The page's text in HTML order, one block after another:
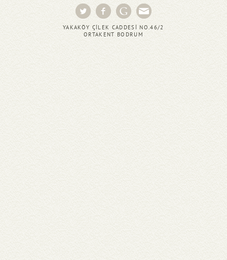
YAKAKÖY ÇİLEK CADDESİ NO.46/2
ORTAKENT BODRUM